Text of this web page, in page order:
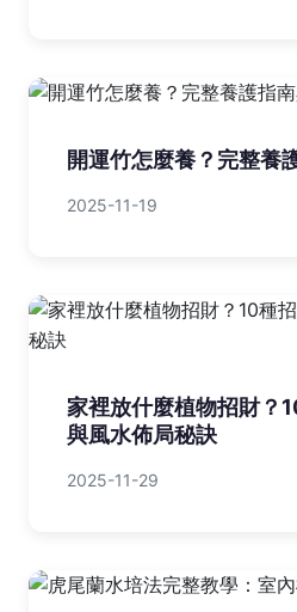
開運竹怎麼養？完整養
2025-11-19
家裡放什麼植物招財？
與風水佈局秘訣
2025-11-29